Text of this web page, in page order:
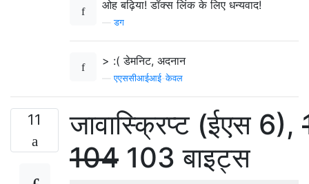
ओह बढ़िया! डॉक्स लिंक के लिए धन्यवाद!
—डग
> :( डेमनिट, अदनान
—एएससीआईआई-केवल
11 जावास्क्रिप्ट (ईएस 6),
104 103 बाइट्स